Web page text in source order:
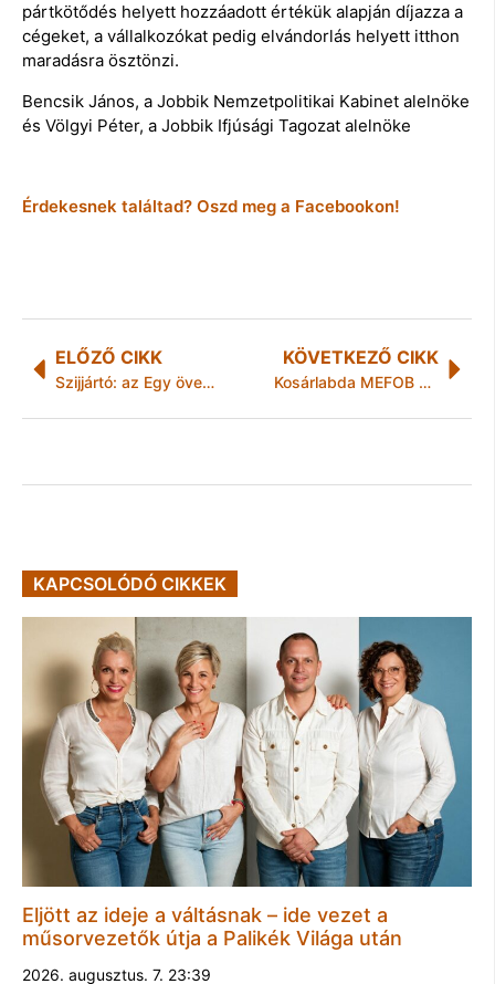
pártkötődés helyett hozzáadott értékük alapján díjazza a
cégeket, a vállalkozókat pedig elvándorlás helyett itthon
maradásra ösztönzi.
Bencsik János, a Jobbik Nemzetpolitikai Kabinet alelnöke
és Völgyi Péter, a Jobbik Ifjúsági Tagozat alelnöke
Érdekesnek találtad? Oszd meg a Facebookon!
ELŐZŐ CIKK
Szijjártó: az Egy övezet, egy út stratégia komoly lehetőségeket jelent Európának
KÖVETKEZŐ CIKK
Kosárlabda MEFOB döntő Miskolcon
KAPCSOLÓDÓ CIKKEK
Eljött az ideje a váltásnak – ide vezet a
műsorvezetők útja a Palikék Világa után
2026. augusztus. 7. 23:39